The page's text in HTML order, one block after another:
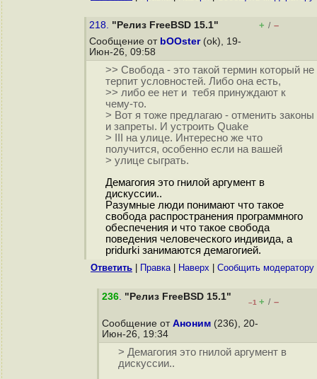
218. "Релиз FreeBSD 15.1" + / –
Сообщение от bOOster(ok), 19-
Июн-26, 09:58
>> Свобода - это такой термин который не
терпит условностей. Либо она есть,
>> либо ее нет и тебя принуждают к
чему-то.
> Вот я тоже предлагаю - отменить законы
и запреты. И устроить Quake
> III на улице. Интересно же что
получится, особенно если на вашей
> улице сыграть.
Демагогия это гнилой аргумент в
дискуссии..
Разумные люди понимают что такое
свобода распространения программного
обеспечения и что такое свобода
поведения человеческого индивида, а
pridurki занимаются демагогией.
Ответить Правка| Наверх Cообщить модератору
236. "Релиз FreeBSD 15.1"
–1 + / –
Сообщение от Аноним (236), 20-
Июн-26, 19:34
> Демагогия это гнилой аргумент в
дискуссии..